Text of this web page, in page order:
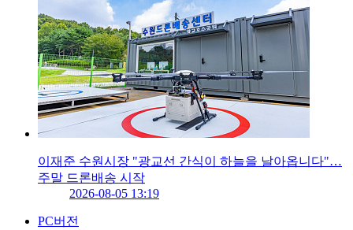
이재준 수원시장 "광교선 간식이 하늘을 날아옵니다"…
주말 드론배송 시작
2026-08-05 13:19
PC버전